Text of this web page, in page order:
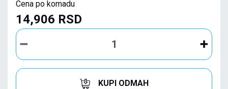
Cena po komadu
14,906 RSD
KUPI ODMAH